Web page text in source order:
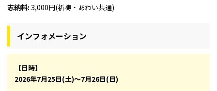
志納料: 3,000円(祈祷・あわい共通)
インフォメーション
【日時】
2026年7月25日(土)～7月26日(日)